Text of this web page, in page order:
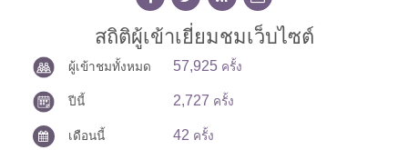
สถิติผู้เข้าเยี่ยมชมเว็บไซต์
ผู้เข้าชมทั้งหมด 57,925 ครั้ง
ปีนี้ 2,727 ครั้ง
เดือนนี้ 42 ครั้ง